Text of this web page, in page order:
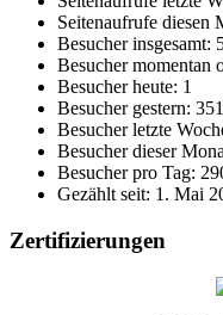
Seitenaufrufe diesen
Besucher insgesamt:
Besucher momentan
Besucher heute: 1
Besucher gestern:
Besucher letzte
Besucher dieser
Besucher pro Tag:
Gezählt seit: 1. Mai
Zertifizierungen